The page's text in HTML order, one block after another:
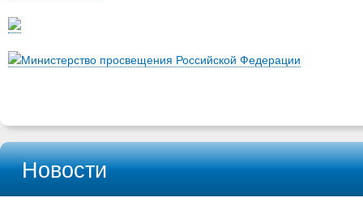
Министерство просвещения Российской Федерации
Новости